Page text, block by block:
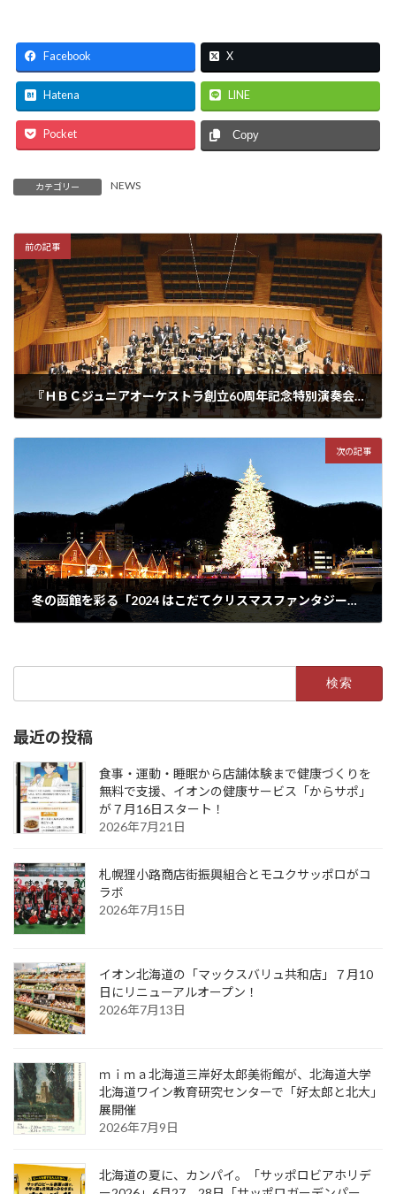
Facebook X
Hatena LINE
Pocket Copy
カテゴリー NEWS
前の記事
『ＨＢＣジュニアオーケストラ創立60周年記念特別演奏会』
次の記事
冬の函館を彩る「2024 はこだてクリスマスファンタジー」12月25日まで開催中！
最近の投稿
食事・運動・睡眠から店舗体験まで健康づくりを
無料で支援、イオンの健康サービス「からサポ」
が７月16日スタート！
2026年7月21日
札幌狸小路商店街振興組合とモユクサッポロがコ
ラボ
2026年7月15日
イオン北海道の「マックスバリュ共和店」７月10
日にリニューアルオープン！
2026年7月13日
ｍｉｍａ北海道三岸好太郎美術館が、北海道大学
北海道ワイン教育研究センターで「好太郎と北大」
展開催
2026年7月9日
北海道の夏に、カンパイ。「サッポロビアホリデ